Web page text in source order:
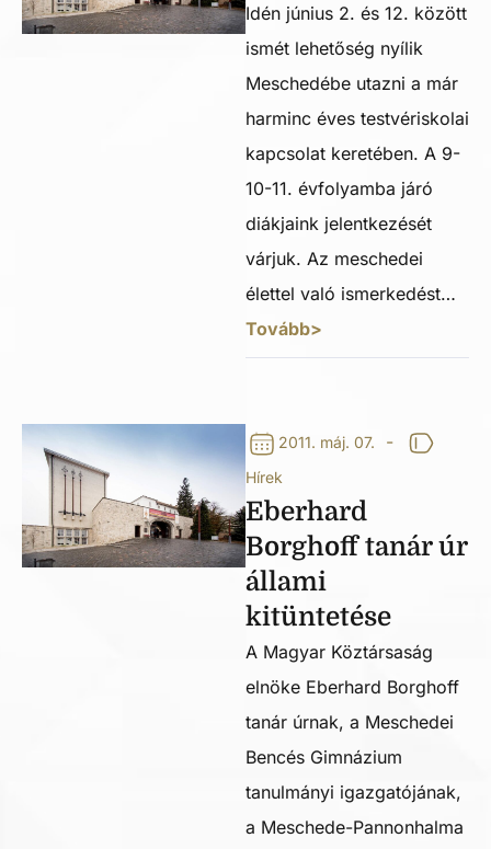
Idén június 2. és 12. között
ismét lehetőség nyílik
Meschedébe utazni a már
harminc éves testvériskolai
kapcsolat keretében. A 9-
10-11. évfolyamba járó
diákjaink jelentkezését
várjuk. Az meschedei
élettel való ismerkedést…
Tovább>
2011. máj. 07. -
Hírek
Eberhard
Borghoff tanár úr
állami
kitüntetése
A Magyar Köztársaság
elnöke Eberhard Borghoff
tanár úrnak, a Meschedei
Bencés Gimnázium
tanulmányi igazgatójának,
a Meschede-Pannonhalma